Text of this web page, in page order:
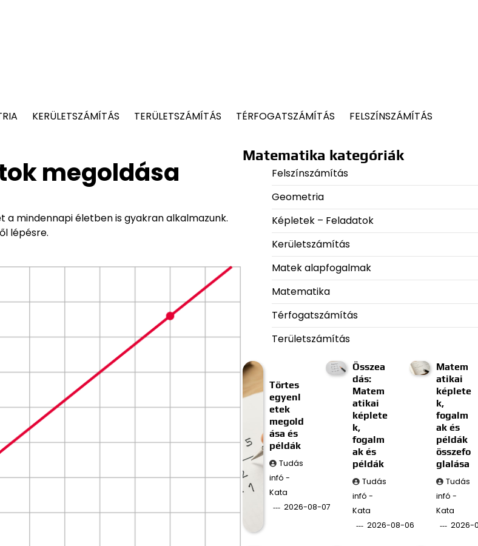
KERÜLETSZÁMÍTÁS TERÜLETSZÁMÍTÁS TÉRFOGATSZÁMÍTÁS FELSZÍNSZÁMÍTÁS
megoldása
mindennapi életben is gyakran alkalmazunk.
lépésre.
Matematika kategóriák
Felszínszámítás
Geometria
Képletek – Feladatok
Kerületszámítás
Matek alapfogalmak
Matematika
Térfogatszámítás
Területszámítás
Törtes
egyenl
etek
megold
ása és
példák
Tudás
infó -
Kata
2026-08-07
Összea
dás:
Matem
atikai
képlete
k,
fogalm
ak és
példák
Tudás
infó -
Kata
2026-08-06
Matem
atikai
képlete
k,
fogalm
ak és
példák
összefo
glalása
Tudás
infó -
Kata
2026-